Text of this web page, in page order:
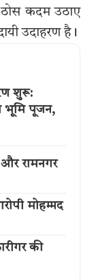
कदम उठाए
उदाहरण है।
शुरू:
भूमि पूजन,
रामनगर
मोहम्मद
की